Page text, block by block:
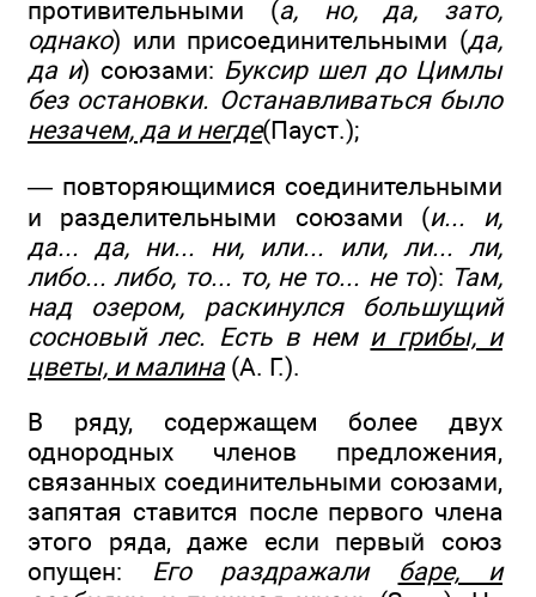
противительными (а, но, да, зато,
однако) или присоединительными (да,
да и) союзами: Буксир шел до Цимлы
без остановки. Останавливаться было
незачем, да и негде(Пауст.);
— повторяющимися соединительными
и разделительными союзами (и... и,
да... да, ни... ни, или... или, ли... ли,
либо... либо, то... то, не то... не то): Там,
над озером, раскинулся большущий
сосновый лес. Есть в нем и грибы, и
цветы, и малина (А. Г.).
В ряду, содержащем более двух
однородных членов предложения,
связанных соединительными союзами,
запятая ставится после первого члена
этого ряда, даже если первый союз
опущен: Его раздражали баре, и